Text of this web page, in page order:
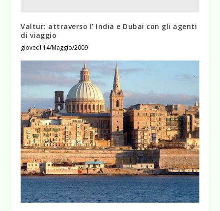
Valtur: attraverso l’ India e Dubai con gli agenti
di viaggio
giovedì 14/Maggio/2009